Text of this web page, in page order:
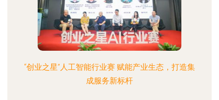
“创业之星”人工智能行业赛 赋能产业生态，打造集
成服务新标杆